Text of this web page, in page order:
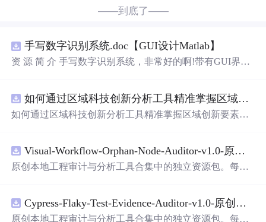
——到底了——
手写数字识别系统.doc【GUI设计Matlab】
资 源 简 介 手写数字识别系统，非常好的啊!带有GUI界
带有直观的图形用户界面（GUI），非常容易使用。你只
需要将手写数字输入系统，它将立即给出准确的识别结
是一个非常方便和实用的工具，你一定会喜欢它的！
如何通过区域科技创新分析工具精准掌握区域创新要素分布与产业链融合现状？.docx
如何通过区域科技创新分析工具精准掌握区域创新要素分
Visual-Workflow-Orphan-Node-Auditor-v1.0-原创源码与文档.zip
原创本地工程审计与分析工具合集中的独立资源包。每个
README、运行说明、功能清单、MIT License及原创与授
权声明。解压后进入project目录，执行npm test验证算法，
Cypress-Flaky-Test-Evidence-Auditor-v1.0-原创源码与文档.zip
原创本地工程审计与分析工具合集中的独立资源包。每个